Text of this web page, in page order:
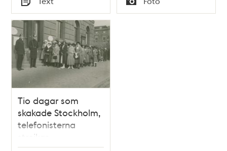
Typ Typ
Tio dagar som
skakade Stockholm,
telefonisterna
strejkar